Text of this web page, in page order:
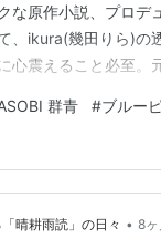
な原作小説、プロデ
、ikura(幾田りら)の
心震えること必至。
うわけでYOASOBI
湧いた作品があれば
みよう！ 『夜に駆
野舞夜)』 『あの夢
星の花(いしき蒼太)』
群青 #ブルー
晴耕雨読」の日々 • 8